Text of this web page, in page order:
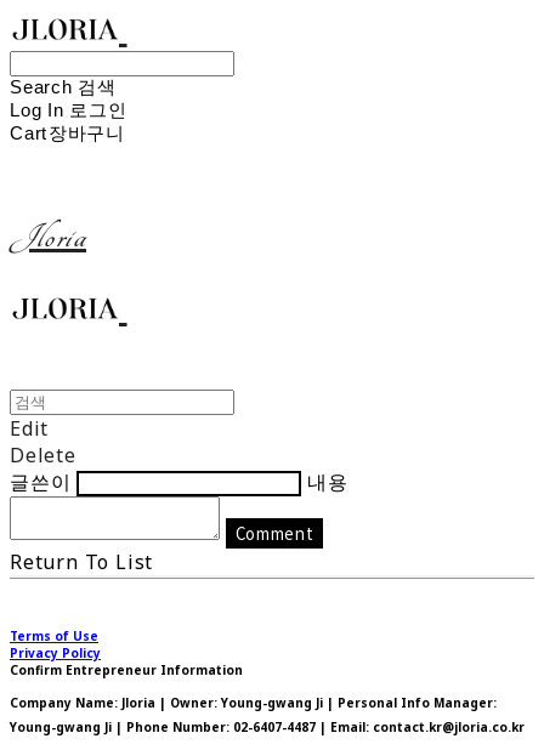
Search 검색
Log In 로그인
Cart장바구니
Jloria
Edit
Delete
글쓴이
내용
Comment
Return To List
Terms of Use
Privacy Policy
Confirm Entrepreneur Information
Company Name: Jloria | Owner: Young-gwang Ji | Personal Info Manager:
Young-gwang Ji | Phone Number: 02-6407-4487 | Email: contact.kr@jloria.co.kr